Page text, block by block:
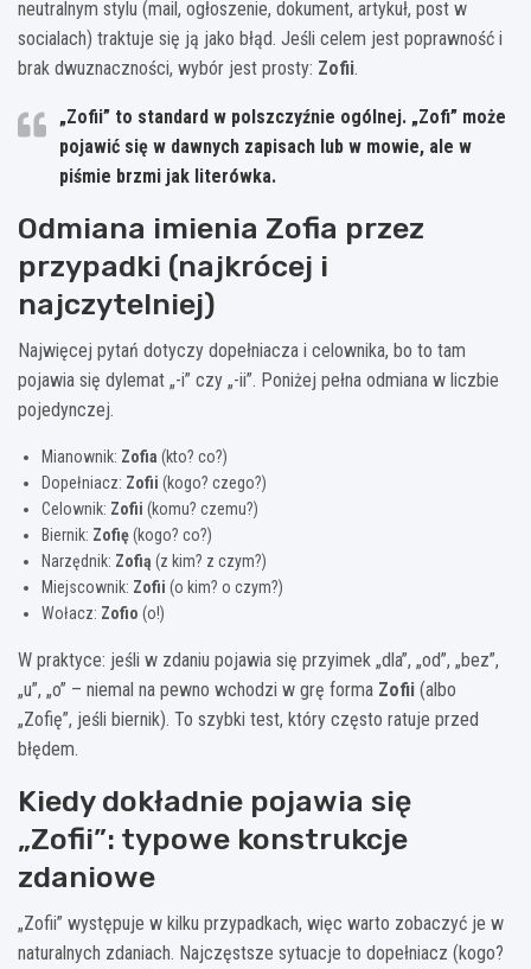
neutralnym stylu (mail, ogłoszenie, dokument, artykuł, post w
socialach) traktuje się ją jako błąd. Jeśli celem jest poprawność i
brak dwuznaczności, wybór jest prosty: Zofii.
„Zofii” to standard w polszczyźnie ogólnej. „Zofi” może
pojawić się w dawnych zapisach lub w mowie, ale w
piśmie brzmi jak literówka.
Odmiana imienia Zofia przez
przypadki (najkrócej i
najczytelniej)
Najwięcej pytań dotyczy dopełniacza i celownika, bo to tam
pojawia się dylemat „-i” czy „-ii”. Poniżej pełna odmiana w liczbie
pojedynczej.
Mianownik: Zofia (kto? co?)
Dopełniacz: Zofii (kogo? czego?)
Celownik: Zofii (komu? czemu?)
Biernik: Zofię(kogo? co?)
Narzędnik: Zofią (z kim? z czym?)
Miejscownik: Zofii (o kim? o czym?)
Wołacz: Zofio (o!)
W praktyce: jeśli w zdaniu pojawia się przyimek „dla”, „od”, „bez”,
„u”, „o” – niemal na pewno wchodzi w grę forma Zofii (albo
„Zofię”, jeśli biernik). To szybki test, który często ratuje przed
błędem.
Kiedy dokładnie pojawia się
„Zofii”: typowe konstrukcje
zdaniowe
„Zofii” występuje w kilku przypadkach, więc warto zobaczyć je w
naturalnych zdaniach. Najczęstsze sytuacje to dopełniacz (kogo?